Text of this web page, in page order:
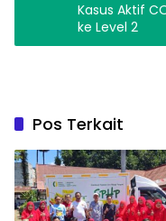
Kasus Aktif
ke Level 2
Pos Terkait